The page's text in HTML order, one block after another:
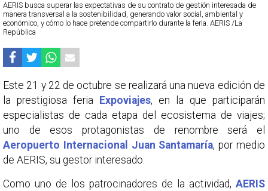
AERIS busca superar las expectativas de su contrato de gestión interesada de
manera transversal a la sostenibilidad, generando valor social, ambiental y
económico, y cómo lo hace pretende compartirlo durante la feria. AERIS /La
República
Este 21 y 22 de octubre se realizará una nueva edición de
la prestigiosa feria
Expoviajes, en la que participarán
especialistas de cada etapa del ecosistema de viajes;
uno de esos protagonistas de renombre será el
Aeropuerto Internacional Juan Santamaría, por medio
de AERIS, su gestor interesado.
Como uno de los patrocinadores de la actividad, AERIS